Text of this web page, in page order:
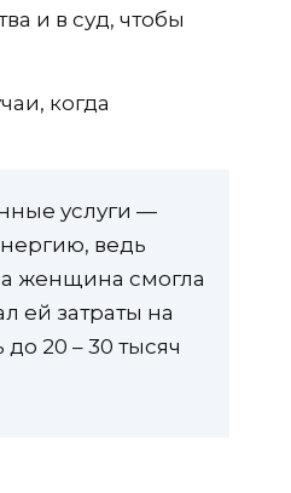
и в суд, чтобы
когда
услуги —
ведь
женщина смогла
ей затраты на
20 – 30 тысяч